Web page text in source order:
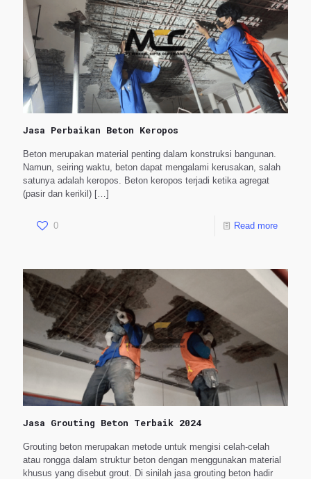
Jasa Perbaikan Beton Keropos
Beton merupakan material penting dalam konstruksi bangunan.
Namun, seiring waktu, beton dapat mengalami kerusakan, salah
satunya adalah keropos. Beton keropos terjadi ketika agregat
(pasir dan kerikil) […]
0 Read more
Jasa Grouting Beton Terbaik 2024
Grouting beton merupakan metode untuk mengisi celah-celah
atau rongga dalam struktur beton dengan menggunakan material
khusus yang disebut grout. Di sinilah jasa grouting beton hadir